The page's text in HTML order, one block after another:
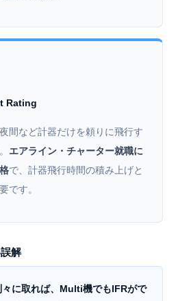
Rating
間など計器だけを頼りに飛行す
エアライン・チャーター就職に
で、計器飛行時間の積み上げと
です。
解
々に取れば、Multi機でもIFRがで